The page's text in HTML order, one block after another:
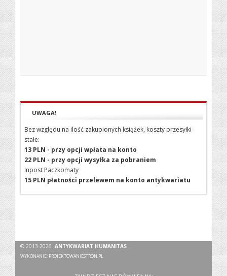
UWAGA!
Bez względu na ilość zakupionych książek, koszty przesyłki
stałe:
13 PLN - przy opcji wpłata na konto
22 PLN - przy opcji wysyłka za pobraniem
Inpost Paczkomaty
15 PLN płatności przelewem na konto antykwariatu
© 2013-2026ANTYKWARIAT HUMANITAS
WYKONANIE: PROJEKTOWANIESTRON.PL